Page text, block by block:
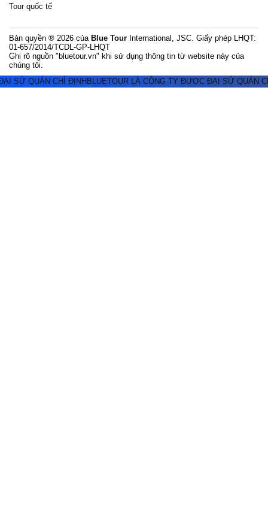
Tour quốc tế
Bản quyền ® 2026 của Blue Tour International, JSC. Giấy phép LHQT:
01-657/2014/TCDL-GP-LHQT
Ghi rõ nguồn "bluetour.vn" khi sử dụng thông tin từ website này của
chúng tôi.
SỨ QUÁN CHỈ ĐỊNHBLUETOUR LÀ CÔNG TY ĐƯỢC ĐẠI SỨ QUÁN